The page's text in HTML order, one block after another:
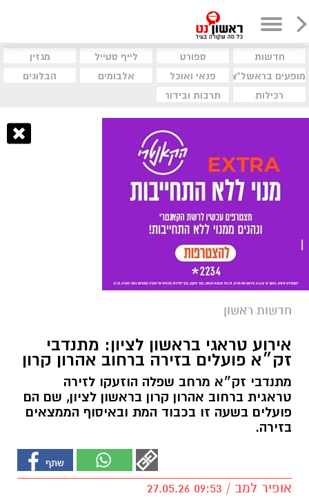
חדשות ספורט לייף סטייל
מגזין
מופעים בראשל"צ
פנאי ואוכל אלבומים
הבלוגים
רכילות
תרבות ובידור
חדשות ראשון
אירוע טראגי בראשון לציון: מתנדבי
זק״א פועלים בזירה ברחוב אהרון קרון
מתנדבי זק״א מרחב שפלה הוזעקו לזירה
טראגית ברחוב אהרון קרון בראשון לציון, שם הם
פועלים בשעה זו בכבוד המת ובאיסוף הממצאים
בזירה.
אופיר למב / 09:53 27.05.26